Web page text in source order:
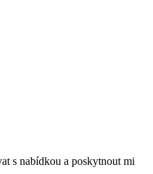
s nabídkou a poskytnout mi